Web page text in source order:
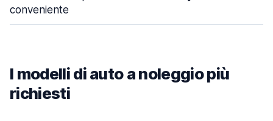
conveniente
I modelli di auto a noleggio più
richiesti